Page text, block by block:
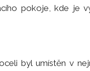
pokoje, kde je
byl umístěn v